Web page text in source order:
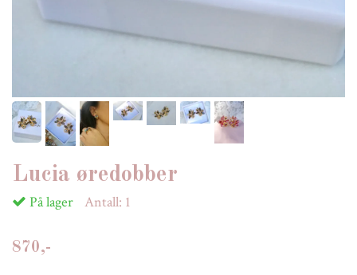
Lucia øredobber
På lager Antall: 1
870,-